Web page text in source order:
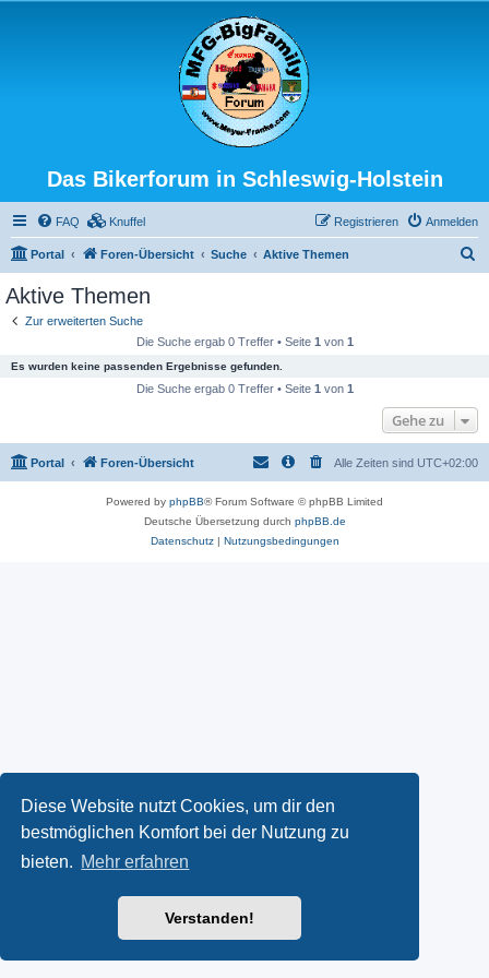
Diese Website nutzt Cookies, um dir den
bestmöglichen Komfort bei der Nutzung zu
bieten. Mehr erfahren
Verstanden!
Das Bikerforum in Schleswig-Holstein
FAQ Knuffel Anmelden
Registrieren
Portal Foren-Übersicht Suche Aktive Themen
Aktive Themen
Zur erweiterten Suche
Die Suche ergab 0 Treffer • Seite 1 von 1
Es wurden keine passenden Ergebnisse gefunden.
Die Suche ergab 0 Treffer • Seite 1 von 1
Gehe zu
Portal Foren-Übersicht Alle Zeiten sind UTC+02:00
Powered by phpBB® Forum Software © phpBB Limited
Deutsche Übersetzung durch phpBB.de
Datenschutz| Nutzungsbedingungen